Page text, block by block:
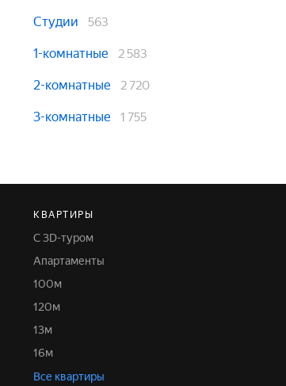
Студии 563
1-комнатные 2 583
2-комнатные 2 720
3-комнатные 1 755
КВАРТИРЫ
С 3D-туром
Апартаменты
100м
120м
13м
16м
Все квартиры